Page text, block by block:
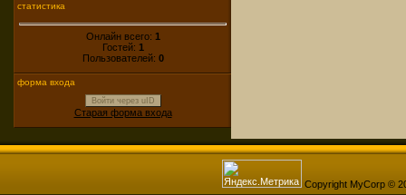
статистика
Онлайн всего: 1
Гостей: 1
Пользователей: 0
форма входа
Войти через uID
Старая форма входа
Copyright MyCorp ©